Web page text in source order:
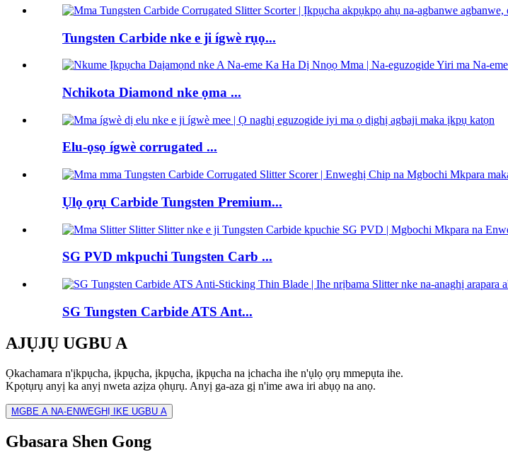
Tungsten Carbide nke e ji ígwè rụọ...
Nchikota Diamond nke ọma ...
Elu-ọsọ ígwè corrugated ...
Ụlọ ọrụ Carbide Tungsten Premium...
SG PVD mkpuchi Tungsten Carb ...
SG Tungsten Carbide ATS Ant...
AJỤJỤ UGBU A
Ọkachamara n'ịkpụcha, ịkpụcha, ịkpụcha, ịkpụcha na ịchacha ihe n'ụlọ ọrụ mmepụta ihe.
Kpọtụrụ anyị ka anyị nweta azịza ọhụrụ. Anyị ga-aza gị n'ime awa iri abụọ na anọ.
MGBE A NA-ENWEGHỊ IKE UGBU A
Gbasara Shen Gong